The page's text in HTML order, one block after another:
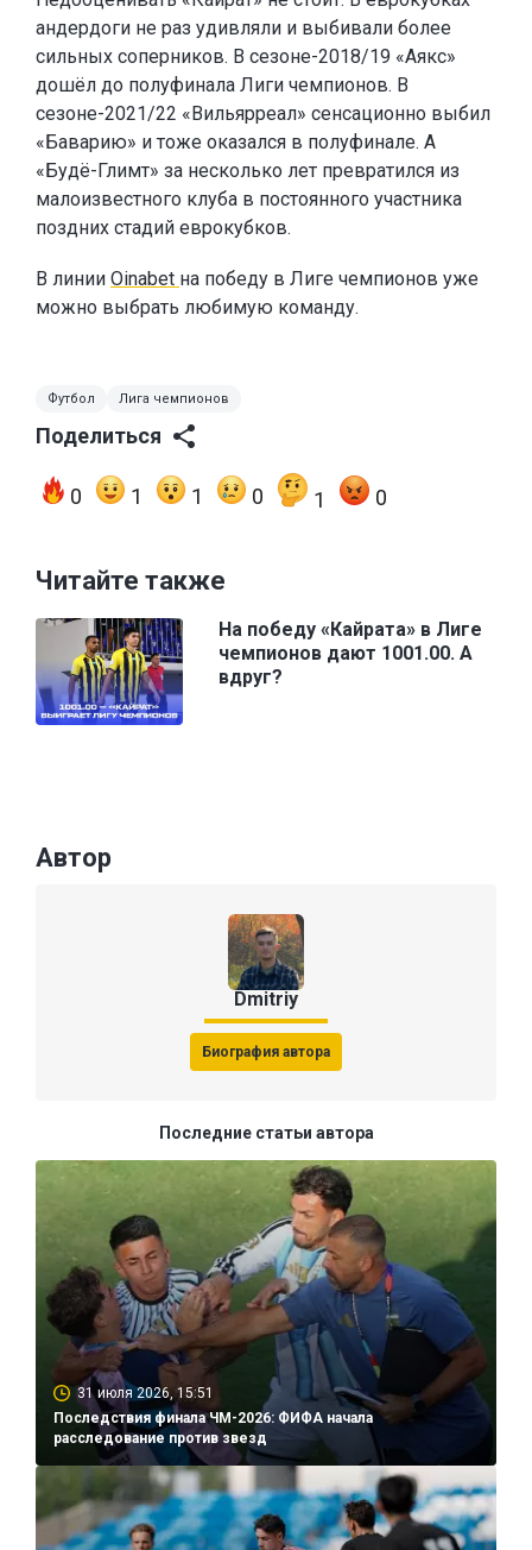
андердоги не раз удивляли и выбивали более
сильных соперников. В сезоне-2018/19 «Аякс»
дошёл до полуфинала Лиги чемпионов. В
сезоне-2021/22 «Вильярреал» сенсационно выбил
«Баварию» и тоже оказался в полуфинале. А
«Будё-Глимт» за несколько лет превратился из
малоизвестного клуба в постоянного участника
поздних стадий еврокубков.
В линии Oinabet на победу в Лиге чемпионов уже
можно выбрать любимую команду.
Футбол Лига чемпионов
Поделиться
0 1 1 0 1 0
Читайте также
На победу «Кайрата» в Лиге
чемпионов дают 1001.00. А
вдруг?
Автор
Dmitriy
Биография автора
Последние статьи автора
31 июля 2026, 15:51
Последствия финала ЧМ-2026: ФИФА начала
расследование против звезд